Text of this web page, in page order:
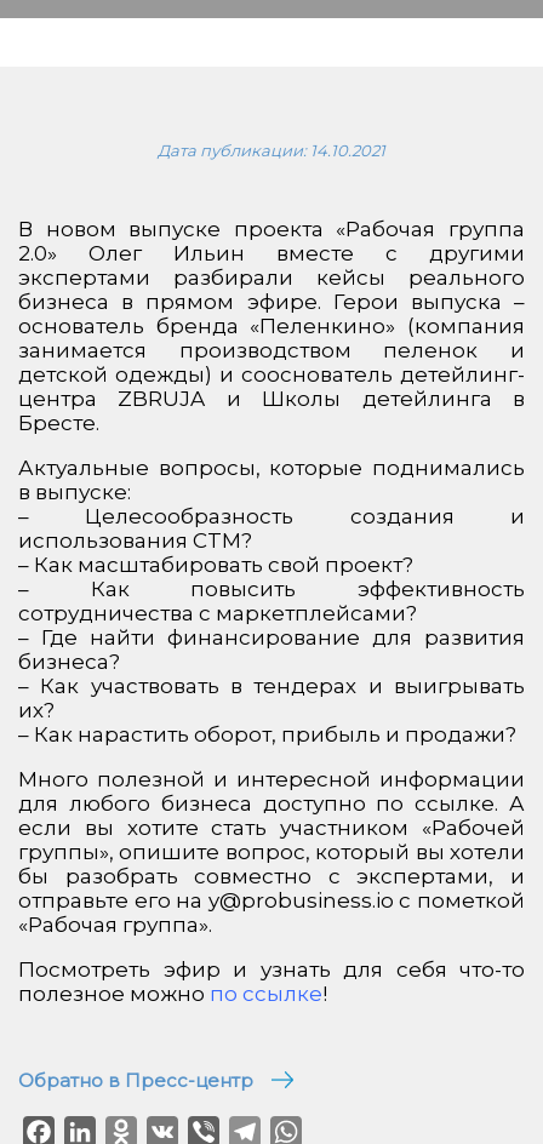
Дата публикации: 14.10.2021
В новом выпуске проекта «Рабочая группа
2.0» Олег Ильин вместе с другими
экспертами разбирали кейсы реального
бизнеса в прямом эфире. Герои выпуска –
основатель бренда «Пеленкино» (компания
занимается производством пеленок и
детской одежды) и сооснователь детейлинг-
центра ZBRUJA и Школы детейлинга в
Бресте.
Актуальные вопросы, которые поднимались
в выпуске:
– Целесообразность создания и
использования CTM?
– Как масштабировать свой проект?
– Как повысить эффективность
сотрудничества с маркетплейсами?
– Где найти финансирование для развития
бизнеса?
– Как участвовать в тендерах и выигрывать
их?
– Как нарастить оборот, прибыль и продажи?
Много полезной и интересной информации
для любого бизнеса доступно по ссылке. А
если вы хотите стать участником «Рабочей
группы», опишите вопрос, который вы хотели
бы разобрать совместно с экспертами, и
отправьте его на y@probusiness.io с пометкой
«Рабочая группа».
Посмотреть эфир и узнать для себя что-то
полезное можно по ссылке!
Обратно в Пресс-центр
FacebookLinkedInOdnoklassniki
VK Viber Telegram